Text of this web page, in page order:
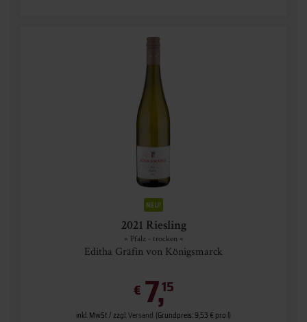
2021 Riesling
» Pfalz - trocken «
Editha Gräfin von Königsmarck
€ 7,15
inkl. MwSt. / zzgl.Versand (Grundpreis: 9,53 € pro l)